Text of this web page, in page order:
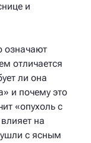
и
означают
отличается
ли она
и почему это
«опухоль с
на
с ясным